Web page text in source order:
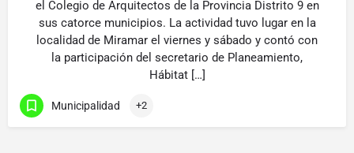
el Colegio de Arquitectos de la Provincia Distrito 9 en
sus catorce municipios. La actividad tuvo lugar en la
localidad de Miramar el viernes y sábado y contó con
la participación del secretario de Planeamiento,
Hábitat […]
Municipalidad +2